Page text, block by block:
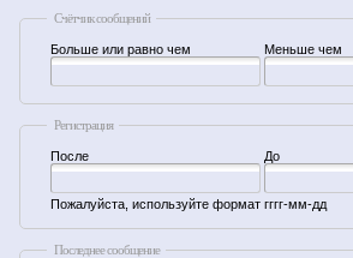
Счётчик сообщений
Больше или равно чем Меньше чем
Регистрация
После До
Пожалуйста, используйте формат гггг-мм-дд
Последнее сообщение